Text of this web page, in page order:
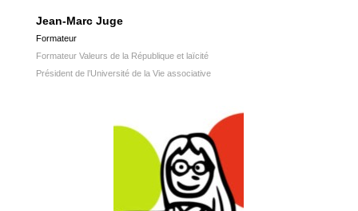
Jean-Marc Juge
Formateur
Formateur Valeurs de la République et laïcité
Président de l’Université de la Vie associative